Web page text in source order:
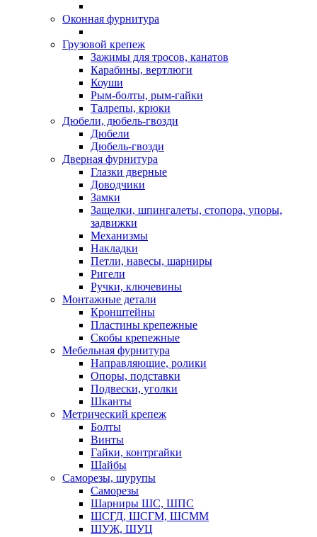
Оконная фурнитура
Грузовой крепеж
Зажимы для тросов, канатов
Карабины, вертлюги
Коуши
Рым-болты, рым-гайки
Талрепы, крюки
Дюбели, дюбель-гвозди
Дюбели
Дюбель-гвозди
Дверная фурнитура
Глазки дверные
Доводчики
Замки
Защелки, шпингалеты, стопора, упоры,
задвижки
Механизмы
Накладки
Петли, навесы, шарниры
Ригели
Ручки, ключевины
Монтажные детали
Кронштейны
Пластины крепежные
Скобы крепежные
Мебельная фурнитура
Направляющие, ролики
Опоры, подставки
Подвески, уголки
Шканты
Метрический крепеж
Болты
Винты
Гайки, контргайки
Шайбы
Саморезы, шурупы
Саморезы
Шарниры ШС, ШПС
ШСГД, ШСГМ, ШСММ
ШУЖ, ШУЦ